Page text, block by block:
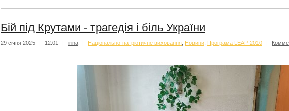
Бій під Крутами - трагедія і біль України
29 січня 2025 | 12:01 | irina | Національно-патріотичне виховання Новини Програма LEAP-2010 |